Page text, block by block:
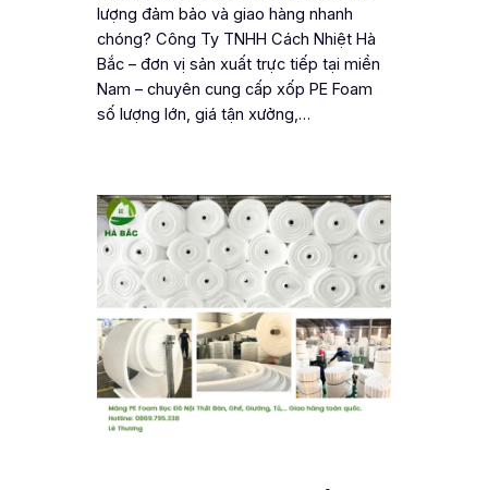
lượng đảm bảo và giao hàng nhanh
chóng? Công Ty TNHH Cách Nhiệt Hà
Bắc – đơn vị sản xuất trực tiếp tại miền
Nam – chuyên cung cấp xốp PE Foam
số lượng lớn, giá tận xưởng,…